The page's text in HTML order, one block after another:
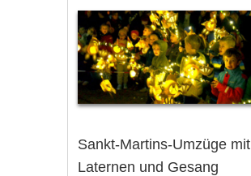
Sankt-Martins-Umzüge mit
Laternen und Gesang